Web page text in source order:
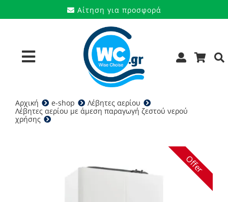
στο
Αίτηση για προσφορά
Toggle
Navigation
Προϊόντα
Αρχική e-shop
Λέβητες αερίου
Λέβητες αερίου με άμεση παραγωγή ζεστού νερού
χρήσης
Offer